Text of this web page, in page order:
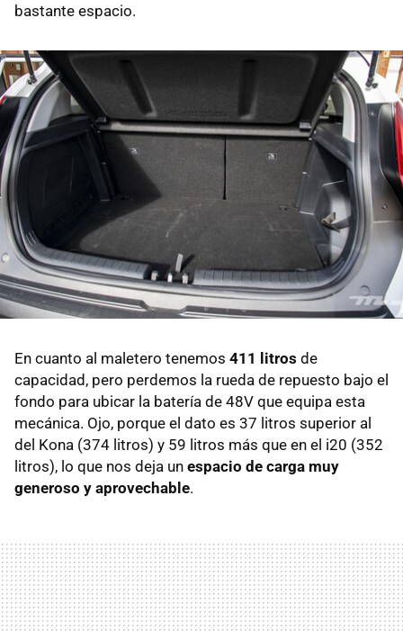
bastante espacio.
En cuanto al maletero tenemos 411 litros de
capacidad, pero perdemos la rueda de repuesto bajo el
fondo para ubicar la batería de 48V que equipa esta
mecánica. Ojo, porque el dato es 37 litros superior al
del Kona (374 litros) y 59 litros más que en el i20 (352
litros), lo que nos deja un espacio de carga muy
generoso y aprovechable.